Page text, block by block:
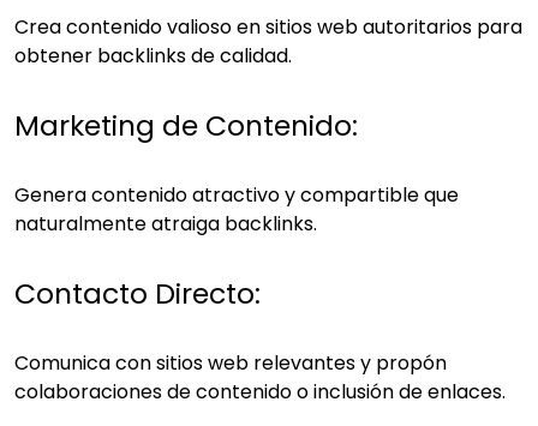
Crea contenido valioso en sitios web autoritarios para
obtener backlinks de calidad.
Marketing de Contenido:
Genera contenido atractivo y compartible que
naturalmente atraiga backlinks.
Contacto Directo:
Comunica con sitios web relevantes y propón
colaboraciones de contenido o inclusión de enlaces.